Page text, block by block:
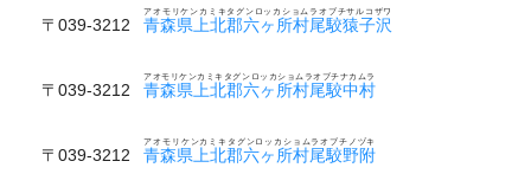
〒039-3212 青森県上北郡六ヶ所村尾駮猿子沢
アオモリケンカミキタグンロッカショムラオブチサルコザワ
〒039-3212 青森県上北郡六ヶ所村尾駮中村
アオモリケンカミキタグンロッカショムラオブチナカムラ
〒039-3212 青森県上北郡六ヶ所村尾駮野附
アオモリケンカミキタグンロッカショムラオブチノヅキ